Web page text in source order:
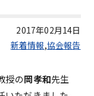
2017年02月14日
新着情報,協会報告
授の岡孝和先生